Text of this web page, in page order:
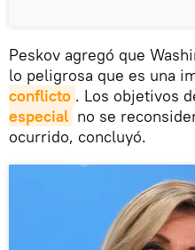
Peskov agregó que
lo peligrosa que es una
conflicto . Los objetivos
especial no se
ocurrido, concluyó.